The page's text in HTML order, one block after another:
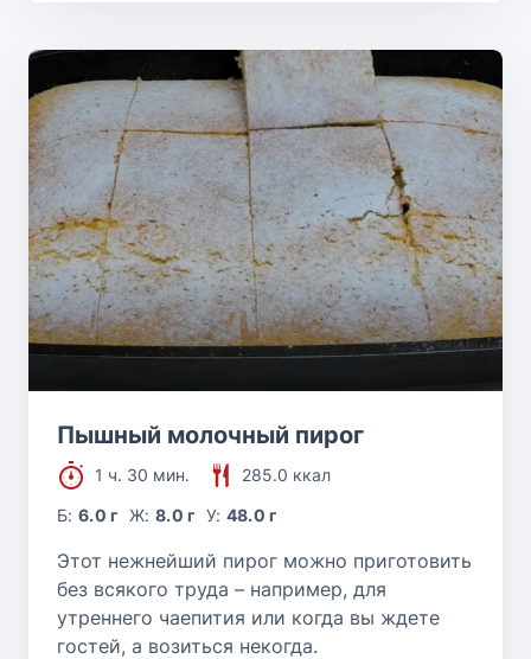
Пышный молочный пирог
1 ч. 30 мин.
285.0 ккал
Б:6.0 г Ж: 8.0 г У: 48.0 г
Этот нежнейший пирог можно приготовить
без всякого труда – например, для
утреннего чаепития или когда вы ждете
гостей, а возиться некогда.